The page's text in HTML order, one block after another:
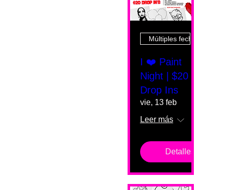
Múltiples fechas
I ❤️ Paint
Night | $20
Drop Ins
vie, 13 feb
Leer más
Detalles